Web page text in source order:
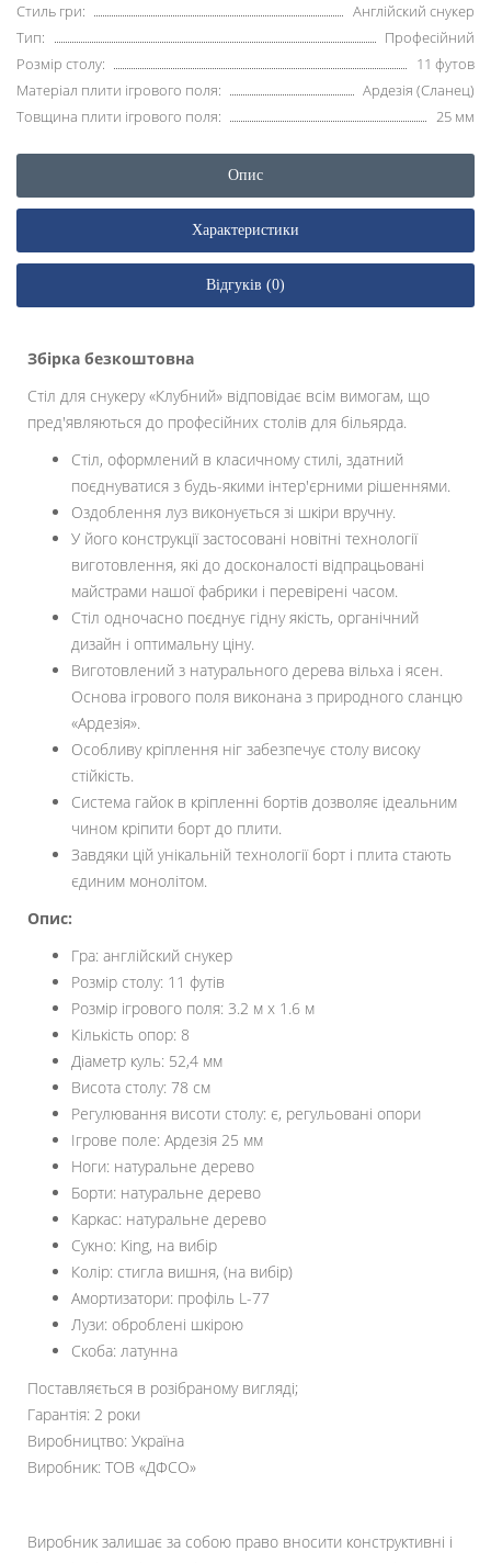
Стиль гри:
Англійский снукер
Тип:
Професійний
Розмір столу:
11 футов
Матеріал плити ігрового поля:
Ардезія (Сланец)
Товщина плити ігрового поля:
25 мм
Опис
Характеристики
Відгуків (0)
Збірка безкоштовна
Стіл для снукеру «Клубний» відповідає всім вимогам, що
пред'являються до професійних столів для більярда.
Стіл, оформлений в класичному стилі, здатний
поєднуватися з будь-якими інтер'єрними рішеннями.
Оздоблення луз виконується зі шкіри вручну.
У його конструкції застосовані новітні технології
виготовлення, які до досконалості відпрацьовані
майстрами нашої фабрики і перевірені часом.
Стіл одночасно поєднує гідну якість, органічний
дизайн і оптимальну ціну.
Виготовлений з натурального дерева вільха і ясен.
Основа ігрового поля виконана з природного сланцю
«Ардезія».
Особливу кріплення ніг забезпечує столу високу
стійкість.
Система гайок в кріпленні бортів дозволяє ідеальним
чином кріпити борт до плити.
Завдяки цій унікальній технології борт і плита стають
єдиним монолітом.
Опис:
Гра: англійский снукер
Розмір столу: 11 футів
Розмір ігрового поля: 3.2 м х 1.6 м
Кількість опор: 8
Діаметр куль: 52,4 мм
Висота столу: 78 см
Регулювання висоти столу: є, регульовані опори
Ігрове поле: Ардезія 25 мм
Ноги: натуральне дерево
Борти: натуральне дерево
Каркас: натуральне дерево
Сукно: King, на вибір
Колір: стигла вишня, (на вибір)
Амортизатори: профіль L-77
Лузи: оброблені шкірою
Скоба: латунна
Поставляється в розібраному вигляді;
Гарантія: 2 роки
Виробництво: Україна
Виробник: ТОВ «ДФСО»
Виробник залишає за собою право вносити конструктивні і